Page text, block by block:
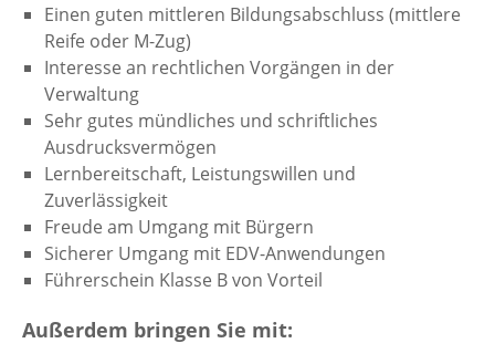
Einen guten mittleren Bildungsabschluss (mittlere
Reife oder M-Zug)
Interesse an rechtlichen Vorgängen in der
Verwaltung
Sehr gutes mündliches und schriftliches
Ausdrucksvermögen
Lernbereitschaft, Leistungswillen und
Zuverlässigkeit
Freude am Umgang mit Bürgern
Sicherer Umgang mit EDV-Anwendungen
Führerschein Klasse B von Vorteil
Außerdem bringen Sie mit: